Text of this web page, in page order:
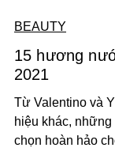
BEAUTY
15 hương
2021
Từ Valentino và
hiệu khác,
chọn hoàn hảo